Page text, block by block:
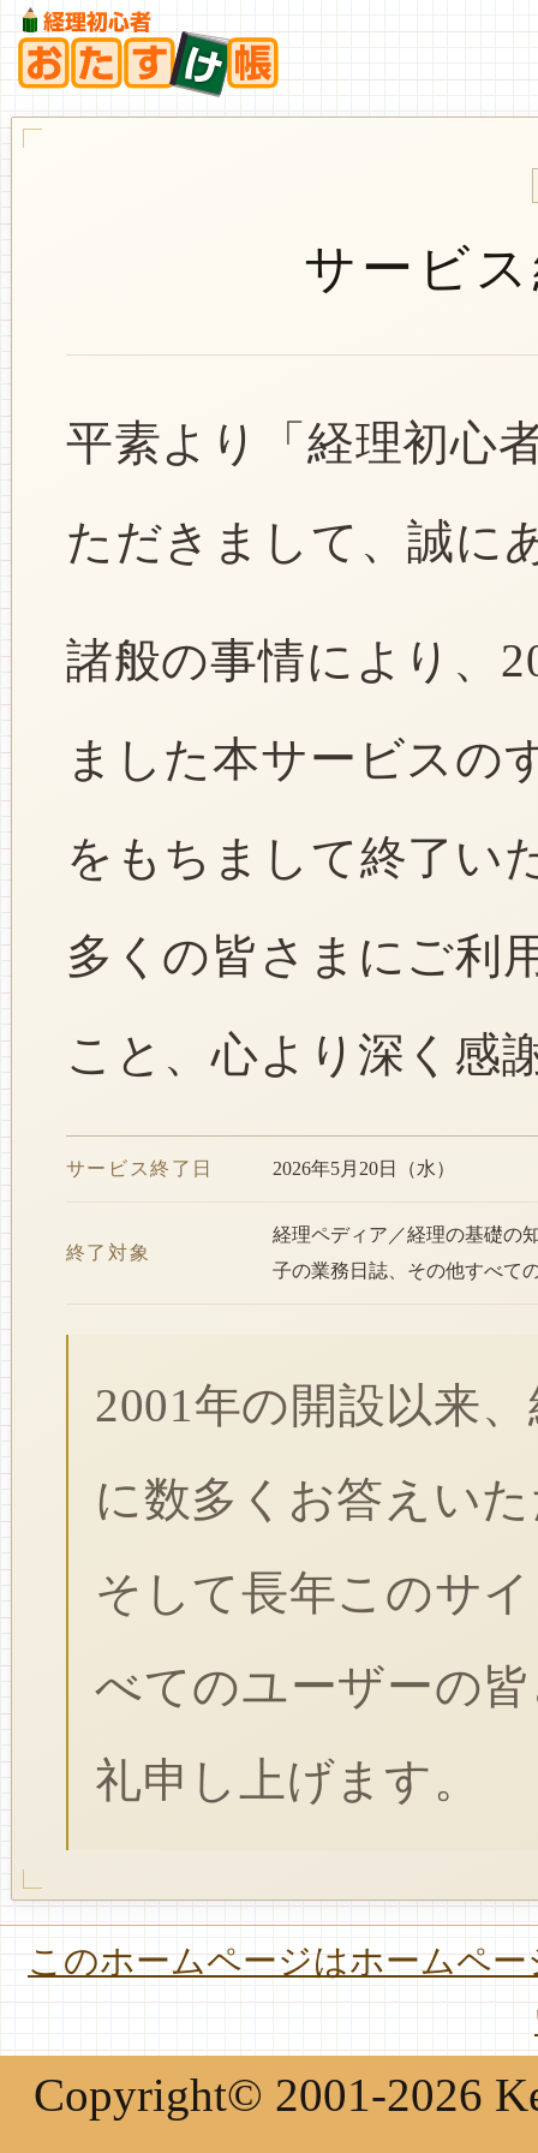
サービ
平素より「経理初心
ただきまして、誠に
諸般の事情により、
ました本サービスの
をもちまして終了い
多くの皆さまにご利
こと、心より深く感
サービス終了日 2026年5月20日（水）
終了対象
経理ペディア／経理の基礎の
子の業務日誌、その他すべて
2001年の開設以来
に数多くお答えい
そして長年このサ
べてのユーザーの
礼申し上げます。
このホームページはホームペ
Copyright© 2001-2026